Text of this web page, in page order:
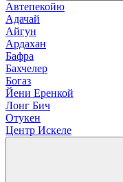
Автепекойю
Адачай
Айгун
Ардахан
Бафра
Бахчелер
Богаз
Йени Еренкой
Лонг Бич
Отукен
Центр Искеле